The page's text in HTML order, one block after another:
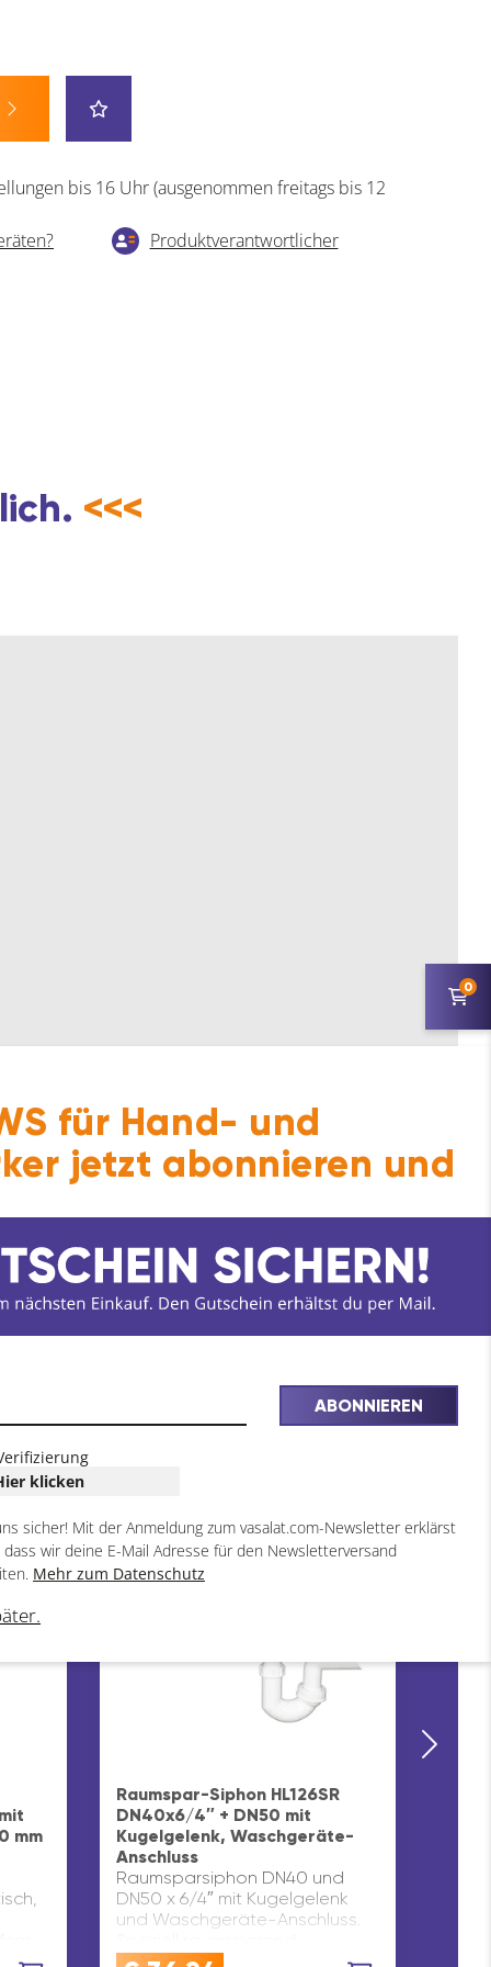
bis 16 Uhr (ausgenommen freitags bis 12
Produktverantwortlicher
<<<
Rückwand geschliffen
mm
Raumspar-Siphon HL126SR
DN40x6/4″ + DN50 mit
Kugelgelenk, Waschgeräte-
Anschluss
Raumsparsiphon DN40 und
DN50 x 6/4″ mit Kugelgelenk
und Waschgeräte-Anschluss.
konstruierter Röhrensiphon für
0
für Hand- und
jetzt abonnieren und
ABONNIEREN
klicken
sicher! Mit der Anmeldung zum vasalat.com-Newsletter erklärst
wir deine E-Mail Adresse für den Newsletterversand
Mehr zum Datenschutz